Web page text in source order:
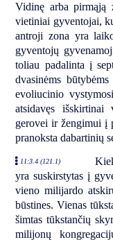
Vidinę arba pirmąją
vietiniai gyventojai,
antroji zona yra
gyventojų
toliau padalinta į
dvasinėms
evoliucinio
atsidavęs išskirtinai
gerovei ir žengimui į
pranoksta dabartinių
11:3.4 (121.1)
yra suskirstytas į
vieno milijardo
būstines. Vienas
šimtas tūkstančių
milijonų